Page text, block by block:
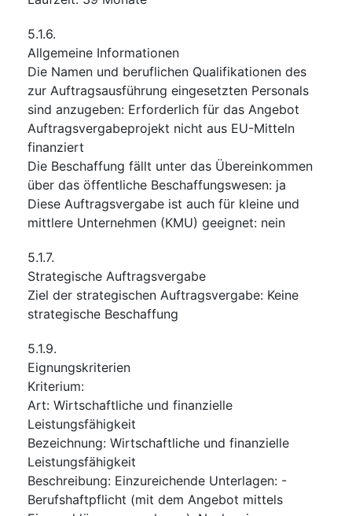
5.1.6.
Allgemeine Informationen
Die Namen und beruflichen Qualifikationen des
zur Auftragsausführung eingesetzten Personals
sind anzugeben: Erforderlich für das Angebot
Auftragsvergabeprojekt nicht aus EU-Mitteln
finanziert
Die Beschaffung fällt unter das Übereinkommen
über das öffentliche Beschaffungswesen: ja
Diese Auftragsvergabe ist auch für kleine und
mittlere Unternehmen (KMU) geeignet: nein
5.1.7.
Strategische Auftragsvergabe
Ziel der strategischen Auftragsvergabe: Keine
strategische Beschaffung
5.1.9.
Eignungskriterien
Kriterium:
Art: Wirtschaftliche und finanzielle
Leistungsfähigkeit
Bezeichnung: Wirtschaftliche und finanzielle
Leistungsfähigkeit
Beschreibung: Einzureichende Unterlagen: -
Berufshaftpflicht (mit dem Angebot mittels